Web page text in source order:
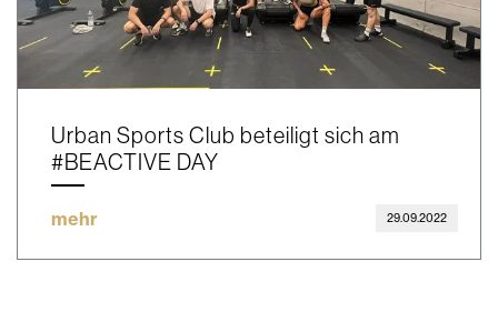
Urban Sports Club beteiligt sich am
#BEACTIVE DAY
mehr 29.09.2022